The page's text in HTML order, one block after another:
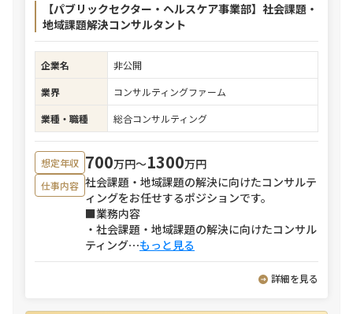
【パブリックセクター・ヘルスケア事業部】社会課題・
地域課題解決コンサルタント
企業名
非公開
業界
コンサルティングファーム
業種・職種
総合コンサルティング
想定年収 700万円〜1300万円
仕事内容 社会課題・地域課題の解決に向けたコンサルテ
ィングをお任せするポジションです。
■業務内容
・社会課題・地域課題の解決に向けたコンサル
ティング⋯もっと見る
詳細を見る